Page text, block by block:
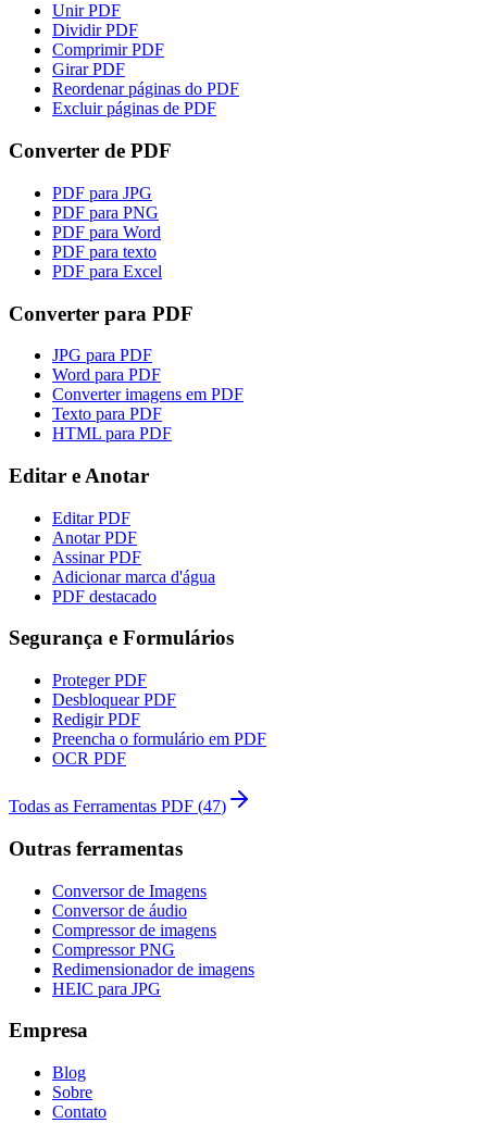
Unir PDF
Dividir PDF
Comprimir PDF
Girar PDF
Reordenar páginas do PDF
Excluir páginas de PDF
Converter de PDF
PDF para JPG
PDF para PNG
PDF para Word
PDF para texto
PDF para Excel
Converter para PDF
JPG para PDF
Word para PDF
Converter imagens em PDF
Texto para PDF
HTML para PDF
Editar e Anotar
Editar PDF
Anotar PDF
Assinar PDF
Adicionar marca d'água
PDF destacado
Segurança e Formulários
Proteger PDF
Desbloquear PDF
Redigir PDF
Preencha o formulário em PDF
OCR PDF
Todas as Ferramentas PDF (47)
Outras ferramentas
Conversor de Imagens
Conversor de áudio
Compressor de imagens
Compressor PNG
Redimensionador de imagens
HEIC para JPG
Empresa
Blog
Sobre
Contato